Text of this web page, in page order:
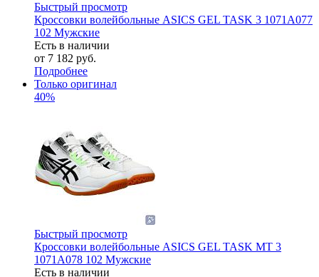
Быстрый просмотр
Кроссовки волейбольные ASICS GEL TASK 3 1071A077
102 Мужские
Есть в наличии
от 7 182 руб.
Подробнее
Только оригинал
40%
Быстрый просмотр
Кроссовки волейбольные ASICS GEL TASK MT 3
1071A078 102 Мужские
Есть в наличии